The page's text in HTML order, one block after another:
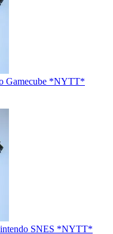
Gamecube *NYTT*
SNES *NYTT*